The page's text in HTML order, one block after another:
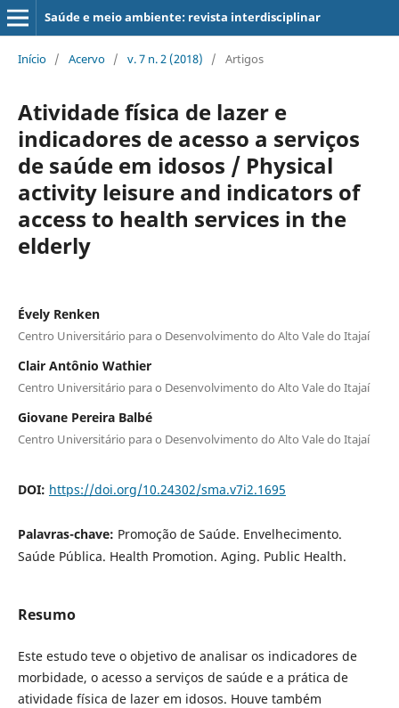
Saúde e meio ambiente: revista interdisciplinar
Início / Acervo / v. 7 n. 2 (2018) / Artigos
Atividade física de lazer e
indicadores de acesso a serviços
de saúde em idosos / Physical
activity leisure and indicators of
access to health services in the
elderly
Évely Renken
Centro Universitário para o Desenvolvimento do Alto Vale do Itajaí
Clair Antônio Wathier
Centro Universitário para o Desenvolvimento do Alto Vale do Itajaí
Giovane Pereira Balbé
Centro Universitário para o Desenvolvimento do Alto Vale do Itajaí
DOI: https://doi.org/10.24302/sma.v7i2.1695
Palavras-chave: Promoção de Saúde. Envelhecimento.
Saúde Pública. Health Promotion. Aging. Public Health.
Resumo
Este estudo teve o objetivo de analisar os indicadores de
morbidade, o acesso a serviços de saúde e a prática de
atividade física de lazer em idosos. Houve também